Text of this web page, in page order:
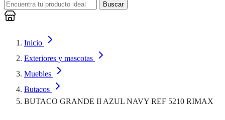
Buscar
Inicio
Exteriores y mascotas
Muebles
Butacos
BUTACO GRANDE II AZUL NAVY REF 5210 RIMAX